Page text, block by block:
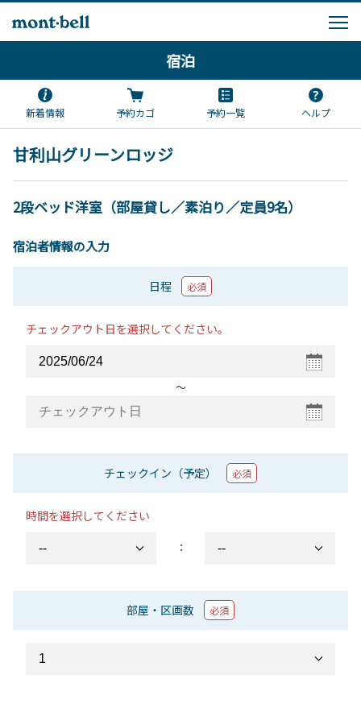
宿泊
新着情報 予約カゴ 予約一覧 ヘルプ
甘利山グリーンロッジ
2段ベッド洋室（部屋貸し／素泊り／定員9名）
宿泊者情報の入力
日程 必須
チェックアウト日を選択してください。
〜
チェックイン（予定） 必須
時間を選択してください
：
部屋・区画数 必須